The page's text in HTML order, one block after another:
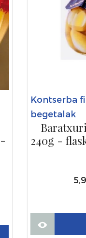
Kontserba
begetalak
240g -